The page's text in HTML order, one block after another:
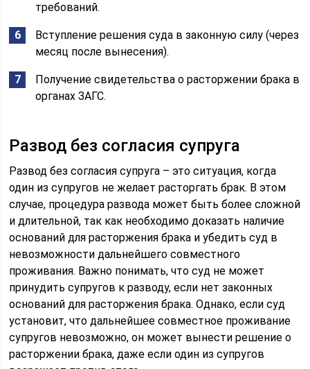
требований.
Вступление решения суда в законную силу (через
месяц после вынесения).
Получение свидетельства о расторжении брака в
органах ЗАГС.
Развод без согласия супруга
Развод без согласия супруга – это ситуация, когда
один из супругов не желает расторгать брак. В этом
случае, процедура развода может быть более сложной
и длительной, так как необходимо доказать наличие
оснований для расторжения брака и убедить суд в
невозможности дальнейшего совместного
проживания. Важно понимать, что суд не может
принудить супругов к разводу, если нет законных
оснований для расторжения брака. Однако, если суд
установит, что дальнейшее совместное проживание
супругов невозможно, он может вынести решение о
расторжении брака, даже если один из супругов